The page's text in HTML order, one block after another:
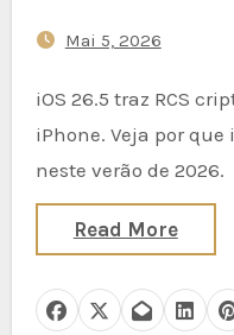
Mai 5, 2026
iOS 26.5 traz RCS criptografado entre Android e
iPhone. Veja por
neste verão de 2026.
Read More